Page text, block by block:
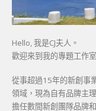
Hello, 我是CJ夫人。
歡迎來到我的專題工作
從事超過15年的新創事
領域，現為自有品牌主
擔任數間新創團隊品牌